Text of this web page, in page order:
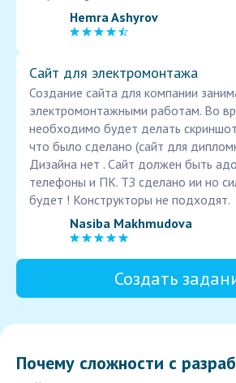
Hemra Ashyrov
Сайт для электромонтажа
Создание сайта для компании
электромонтажными работам. Во
необходимо будет делать
что было сделано (сайт для
Дизайна нет . Сайт должен быть
телефоны и ПК. ТЗ сделано ии но
будет ! Конструкторы не подходят.
Nasiba Makhmudova
Создать
Почему сложности с